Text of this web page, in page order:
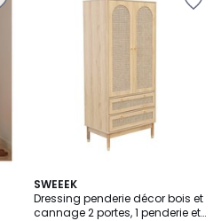
SWEEEK
Dressing penderie décor bois et
cannage 2 portes, 1 penderie et
4,4
/ 5
2
Couleurs